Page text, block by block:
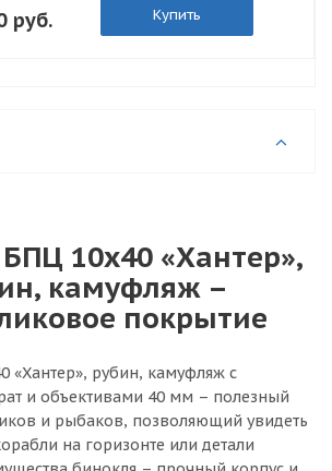
руб. Купить
10x40 «Хантер»,
камуфляж –
покрытие
«Хантер», рубин, камуфляж с
и объективами 40 мм – полезный
и рыбаков, позволяющий увидеть
на горизонте или детали